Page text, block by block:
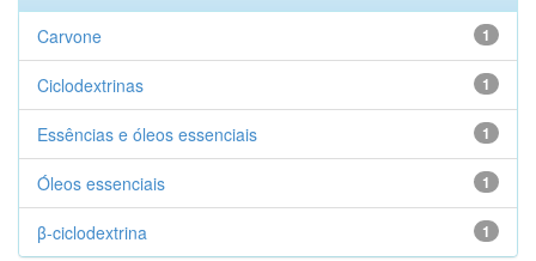
1
Carvone
1
Ciclodextrinas
1
Essências e óleos essenciais
1
Óleos essenciais
1
β-ciclodextrina